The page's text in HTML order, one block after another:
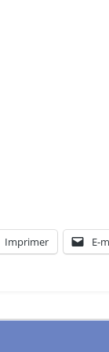
Imprimer E-